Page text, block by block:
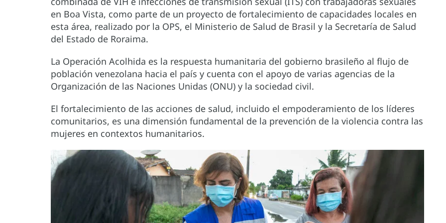
en Boa Vista, como parte de un proyecto de fortalecimiento de capacidades locales en
esta área, realizado por la OPS, el Ministerio de Salud de Brasil y la Secretaría de Salud
del Estado de Roraima.
La Operación Acolhida es la respuesta humanitaria del gobierno brasileño al flujo de
población venezolana hacia el país y cuenta con el apoyo de varias agencias de la
Organización de las Naciones Unidas (ONU) y la sociedad civil.
El fortalecimiento de las acciones de salud, incluido el empoderamiento de los líderes
comunitarios, es una dimensión fundamental de la prevención de la violencia contra las
mujeres en contextos humanitarios.